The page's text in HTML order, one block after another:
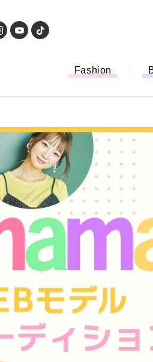
Fashion